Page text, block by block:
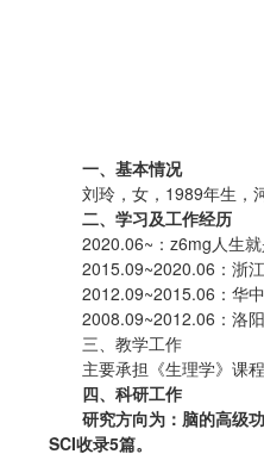
一、基本情况
刘玲，女，1989年生，
二、学习及工作经历
2020.06~：z6mg人生
2015.09~2020.06：浙
2012.09~2015.06：华
2008.09~2012.06：洛
三、教学工作
主要承担《生理学》课
四、科研工作
研究方向为：脑的高级
SCI收录5篇。